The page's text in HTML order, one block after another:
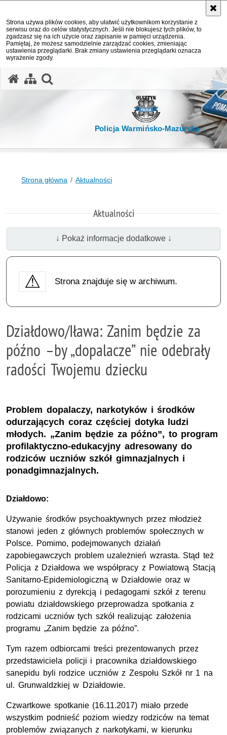
Strona używa plików cookies, aby ułatwić użytkownikom korzystanie z
serwisu oraz do celów statystycznych. Jeśli nie blokujesz tych plików, to
zgadzasz się na ich użycie oraz zapisanie w pamięci urządzenia.
Pamiętaj, że możesz samodzielnie zarządzać cookies, zmieniając
ustawienia przeglądarki. Brak zmiany ustawienia przeglądarki oznacza
wyrażenie zgody.
Policja Warmińsko-Mazurska
Strona główna Aktualności
Aktualności
↓ Pokaż informacje dodatkowe ↓
Strona znajduje się w archiwum.
Działdowo/Iława: Zanim będzie za
późno –by „dopalacze” nie odebrały
radości Twojemu dziecku
Problem dopalaczy, narkotyków i środków
odurzających coraz częściej dotyka ludzi
młodych. „Zanim będzie za późno”, to program
profilaktyczno-edukacyjny adresowany do
rodziców uczniów szkół gimnazjalnych i
ponadgimnazjalnych.
Działdowo:
Używanie środków psychoaktywnych przez młodzież
stanowi jeden z głównych problemów społecznych w
Polsce. Pomimo, podejmowanych działań
zapobiegawczych problem uzależnień wzrasta. Stąd też
Policja z Działdowa we współpracy z Powiatową Stacją
Sanitarno-Epidemiologiczną w Działdowie oraz w
porozumieniu z dyrekcją i pedagogami szkół z terenu
powiatu działdowskiego przeprowadza spotkania z
rodzicami uczniów tych szkół realizując założenia
programu „Zanim będzie za późno”.
Tym razem odbiorcami treści prezentowanych przez
przedstawiciela policji i pracownika działdowskiego
sanepidu byli rodzice uczniów z Zespołu Szkół nr 1 na
ul. Grunwaldzkiej w Działdowie.
Czwartkowe spotkanie (16.11.2017) miało przede
wszystkim podnieść poziom wiedzy rodziców na temat
problemów związanych z narkotykami, w kierunku